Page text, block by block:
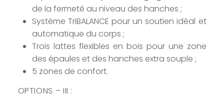
de la fermeté au niveau des hanches ;
Système TriBALANCE pour un soutien idéal et
automatique du corps ;
Trois lattes flexibles en bois pour une zone
des épaules et des hanches extra souple ;
5 zones de confort.
OPTIONS – III :